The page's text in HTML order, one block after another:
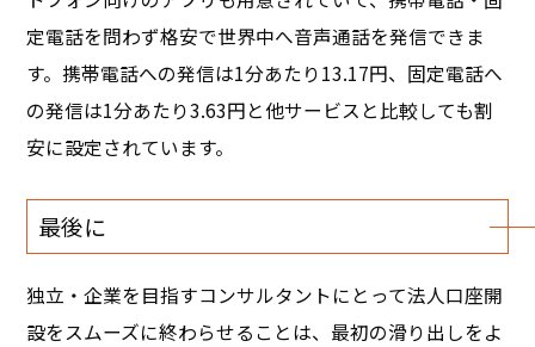
定電話を問わず格安で世界中へ音声通話を発信できま
す。携帯電話への発信は1分あたり13.17円、固定電話へ
の発信は1分あたり3.63円と他サービスと比較しても割
安に設定されています。
最後に
独立・企業を目指すコンサルタントにとって法人口座開
設をスムーズに終わらせることは、最初の滑り出しをよ